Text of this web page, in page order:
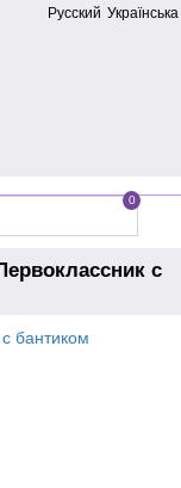
Русский Українська
0
с